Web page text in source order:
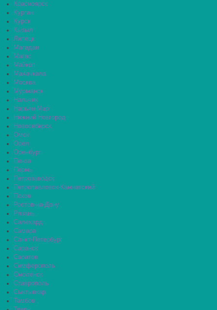
Красноярск
Курган
Курск
Кызыл
Липецк
Магадан
Магас
Майкоп
Махачкала
Москва
Мурманск
Нальчик
Нарьян-Мар
Нижний Новгород
Новосибирск
Омск
Орёл
Оренбург
Пенза
Пермь
Петрозаводск
Петропавловск-Камчатский
Псков
Ростов-на-Дону
Рязань
Салехард
Самара
Санкт-Петербург
Саранск
Саратов
Симферополь
Смоленск
Ставрополь
Сыктывкар
Тамбов